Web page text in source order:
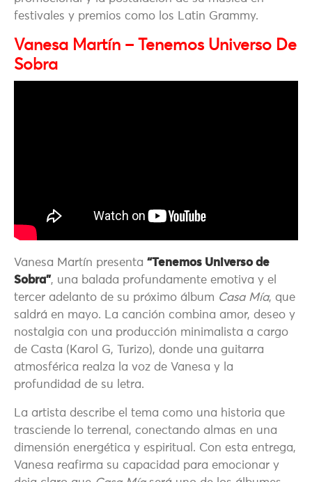
festivales y premios como los Latin Grammy.
Vanesa Martín – Tenemos Universo De
Sobra
Vanesa Martín presenta “Tenemos Universo de
Sobra”, una balada profundamente emotiva y el
tercer adelanto de su próximo álbum Casa Mía, que
saldrá en mayo. La canción combina amor, deseo y
nostalgia con una producción minimalista a cargo
de Casta (Karol G, Turizo), donde una guitarra
atmosférica realza la voz de Vanesa y la
profundidad de su letra.
La artista describe el tema como una historia que
trasciende lo terrenal, conectando almas en una
dimensión energética y espiritual. Con esta entrega,
Vanesa reafirma su capacidad para emocionar y